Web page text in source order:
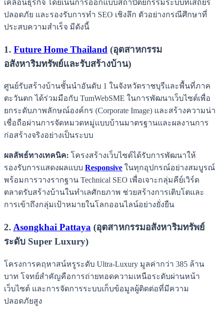
เคลื่อนธุรกิจ โดยเน้นการออกแบบสถาปัตยกรรมระบบที่เสถียร
ปลอดภัย และรองรับการทำ SEO เชิงลึก ตัวอย่างกรณีศึกษาที่
ประสบความสำเร็จ มีดังนี้
1. Future Home Thailand (อุตสาหกรรม
อสังหาริมทรัพย์และรับสร้างบ้าน)
ศูนย์รับสร้างบ้านชั้นนำอันดับ 1 ในจังหวัดราชบุรีและพื้นที่ภาค
ตะวันตก ได้ร่วมมือกับ TumWebSME ในการพัฒนาเว็บไซต์เพื่อ
ยกระดับภาพลักษณ์องค์กร (Corporate Image) และสร้างความน่า
เชื่อถือผ่านการจัดหมวดหมู่แบบบ้านมาตรฐานและผลงานการ
ก่อสร้างจริงอย่างเป็นระบบ
ผลลัพธ์ทางเทคนิค: โครงสร้างเว็บไซต์ได้รับการพัฒนาให้
รองรับการแสดงผลแบบ Responsive ในทุกอุปกรณ์อย่างสมบูรณ์
พร้อมการวางรากฐาน Technical SEO เพื่อเจาะกลุ่มคีย์เวิร์ด
ตลาดรับสร้างบ้านในทำเลศักยภาพ ช่วยสร้างการเติบโตและ
การเข้าถึงกลุ่มเป้าหมายในโลกออนไลน์อย่างยั่งยืน
2. Asongkhai Pattaya (อุตสาหกรรมอสังหาริมทรัพย์
ระดับ Super Luxury)
โครงการคฤหาสน์หรูระดับ Ultra-Luxury มูลค่ากว่า 385 ล้าน
บาท โจทย์สำคัญคือการถ่ายทอดความเหนือระดับผ่านหน้า
เว็บไซต์ และการจัดการระบบเก็บข้อมูลผู้ติดต่อที่มีความ
ปลอดภัยสูง